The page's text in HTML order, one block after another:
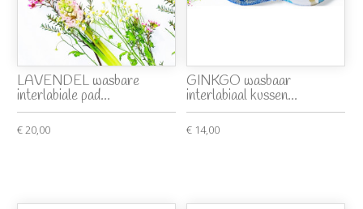
LAVENDEL wasbare
interlabiale pad...
€ 20,00
GINKGO wasbaar
interlabiaal kussen...
€ 14,00